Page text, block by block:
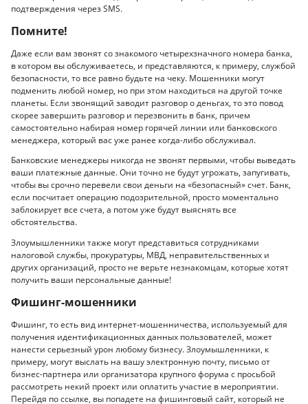
подтверждения через SMS.
Помните!
Даже если вам звонят со знакомого четырехзначного номера банка,
в котором вы обслуживаетесь, и представляются, к примеру, службой
безопасности, то все равно будьте на чеку. Мошенники могут
подменить любой номер, но при этом находиться на другой точке
планеты. Если звонящий заводит разговор о деньгах, то это повод
скорее завершить разговор и перезвонить в банк, причем
самостоятельно набирая номер горячей линии или банковского
менеджера, который вас уже ранее когда-либо обслуживал.
Банковские менеджеры никогда не звонят первыми, чтобы выведать
ваши платежные данные. Они точно не будут угрожать, запугивать,
чтобы вы срочно перевели свои деньги на «безопасный» счет. Банк,
если посчитает операцию подозрительной, просто моментально
заблокирует все счета, а потом уже будут выяснять все
обстоятельства.
Злоумышленники также могут представиться сотрудниками
налоговой службы, прокуратуры, МВД, неправительственных и
других организаций, просто не верьте незнакомцам, которые хотят
получить ваши персональные данные!
Фишинг-мошенники
Фишинг, то есть вид интернет-мошенничества, используемый для
получения идентификационных данных пользователей, может
нанести серьезный урон любому бизнесу. Злоумышленники, к
примеру, могут выслать на вашу электронную почту, письмо от
бизнес-партнера или организатора крупного форума с просьбой
рассмотреть некий проект или оплатить участие в мероприятии.
Перейдя по ссылке, вы попадете на фишинговый сайт, который не